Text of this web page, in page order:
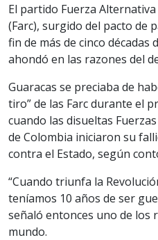
El partido Fuerza
(Farc), surgido del pacto de
fin de más de cinco décadas
ahondó en las razones del
Guaracas se preciaba de
tiro” de las Farc durante el
cuando las disueltas
de Colombia iniciaron su
contra el Estado, según
“Cuando triunfa la
teníamos 10 años de ser
señaló entonces uno de los
mundo.